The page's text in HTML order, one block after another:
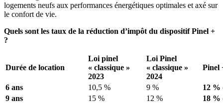
logements neufs aux performances énergétiques optimales et axé sur
le confort de vie.
Quels sont les taux de la réduction d’impôt du dispositif Pinel +
?
Durée de location
Loi pinel
« classique »
2023
Loi Pinel
« classique »
2024
Pinel
6 ans 10,5 % 9 % 12 %
9 ans
15 % 12 % 18 %